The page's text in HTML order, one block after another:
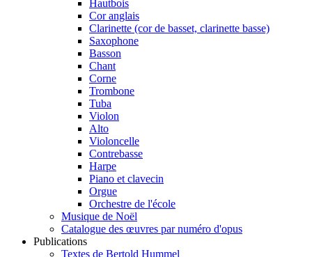
Hautbois
Cor anglais
Clarinette (cor de basset, clarinette basse)
Saxophone
Basson
Chant
Corne
Trombone
Tuba
Violon
Alto
Violoncelle
Contrebasse
Harpe
Piano et clavecin
Orgue
Orchestre de l'école
Musique de Noël
Catalogue des œuvres par numéro d'opus
Publications
Textes de Bertold Hummel